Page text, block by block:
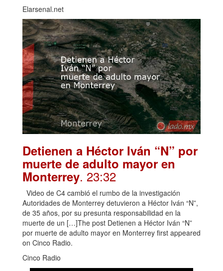
Elarsenal.net
Detienen a Héctor Iván “N” por
muerte de adulto mayor en
Monterrey. 23:32
Video de C4 cambió el rumbo de la investigación
Autoridades de Monterrey detuvieron a Héctor Iván “N”,
de 35 años, por su presunta responsabilidad en la
muerte de un […]The post Detienen a Héctor Iván “N”
por muerte de adulto mayor en Monterrey first appeared
on Cinco Radio.
Cinco Radio